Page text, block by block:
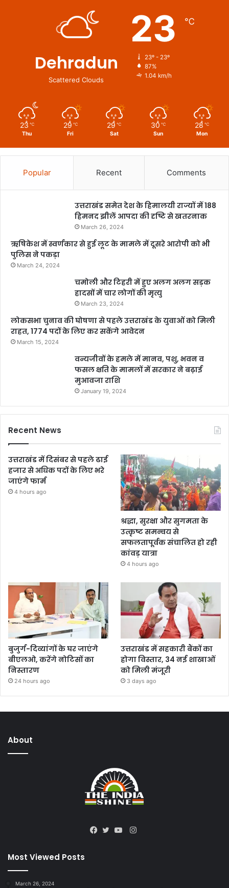
Dehradun
Scattered Clouds
23 ℃
23º - 23º
87%
1.04 km/h
23 ℃
Thu
29 ℃
Fri
29 ℃
Sat
30 ℃
Sun
28 ℃
Mon
Popular Recent Comments
उत्तराखंड समेत देश के हिमालयी राज्यों में 188
हिमनद झीलें आपदा की दृष्टि से खतरनाक
March 26, 2024
ऋषिकेश में स्वर्णकार से हुई लूट के मामले में दूसरे आरोपी को भी
पुलिस ने पकड़ा
March 24, 2024
चमोली और टिहरी में हुए अलग अलग सड़क
हादसों में चार लोगों की मृत्यु
March 23, 2024
लोकसभा चुनाव की घोषणा से पहले उत्तराखंड के युवाओं को मिली
राहत, 1774 पदों के लिए कर सकेंगे आवेदन
March 15, 2024
वन्यजीवों के हमले में मानव, पशु, भवन व
फसल क्षति के मामलों में सरकार ने बढ़ाई
मुआवजा राशि
January 19, 2024
Recent News
उत्तराखंड में दिसंबर से पहले ढाई
हजार से अधिक पदों के लिए भरे
जाएंगे फार्म
4 hours ago
श्रद्धा, सुरक्षा और सुगमता के
उत्कृष्ट समन्वय से
सफलतापूर्वक संचालित हो रही
कांवड़ यात्रा
4 hours ago
बुजुर्ग-दिव्यांगों के घर जाएंगे
बीएलओ, करेंगे नोटिसों का
निस्तारण
24 hours ago
उत्तराखंड में सहकारी बैंकों का
होगा विस्तार, 34 नई शाखाओं
को मिली मंजूरी
3 days ago
About
Instagram
Most Viewed Posts
March 26, 2024